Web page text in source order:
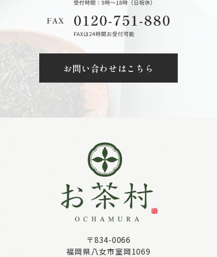
お問い合わせはこちら
〒834-0066
福岡県八女市室岡1069